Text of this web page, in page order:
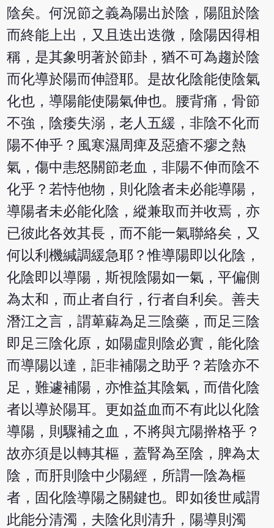
陰矣。何況節之義為陽出於陰，陽阻於陰
而終能上出，又且迭出迭微，陰陽因得相
稱，是其象明著於節卦，猶不可為趨於陰
而化導於陽而伸證耶。是故化陰能使陰氣
化也，導陽能使陽氣伸也。腰背痛，骨節
不強，陰痿失溺，老人五緩，非陰不化而
陽不伸乎？風寒濕周痺及惡瘡不瘳之熱
氣，傷中恚怒關節老血，非陽不伸而陰不
化乎？若恃他物，則化陰者未必能導陽，
導陽者未必能化陰，縱兼取而并收焉，亦
已彼此各效其長，而不能一氣聯絡矣，又
何以利機緘調緩急耶？惟導陽即以化陰，
化陰即以導陽，斯視陰陽如一氣，平偏側
為太和，而止者自行，行者自利矣。善夫
潛江之言，謂萆薢為足三陰藥，而足三陰
即足三陰化原，如陽虛則陰必實，能化陰
而導陽以達，詎非補陽之助乎？若陰亦不
足，難遽補陽，亦惟益其陰氣，而借化陰
者以導於陽耳。更如益血而不有此以化陰
導陽，則驟補之血，不將與亢陽擀格乎？
故亦須是以轉其樞，蓋腎為至陰，脾為太
陰，而肝則陰中少陽經，所謂一陰為樞
者，固化陰導陽之關鍵也。即如後世咸謂
此能分清濁，夫陰化則清升，陽導則濁